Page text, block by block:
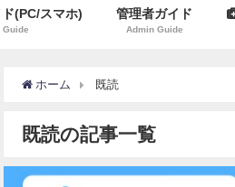
(PC/スマホ)
Guide
管理者ガイド
Admin Guide
ホーム 既読
既読の記事一覧